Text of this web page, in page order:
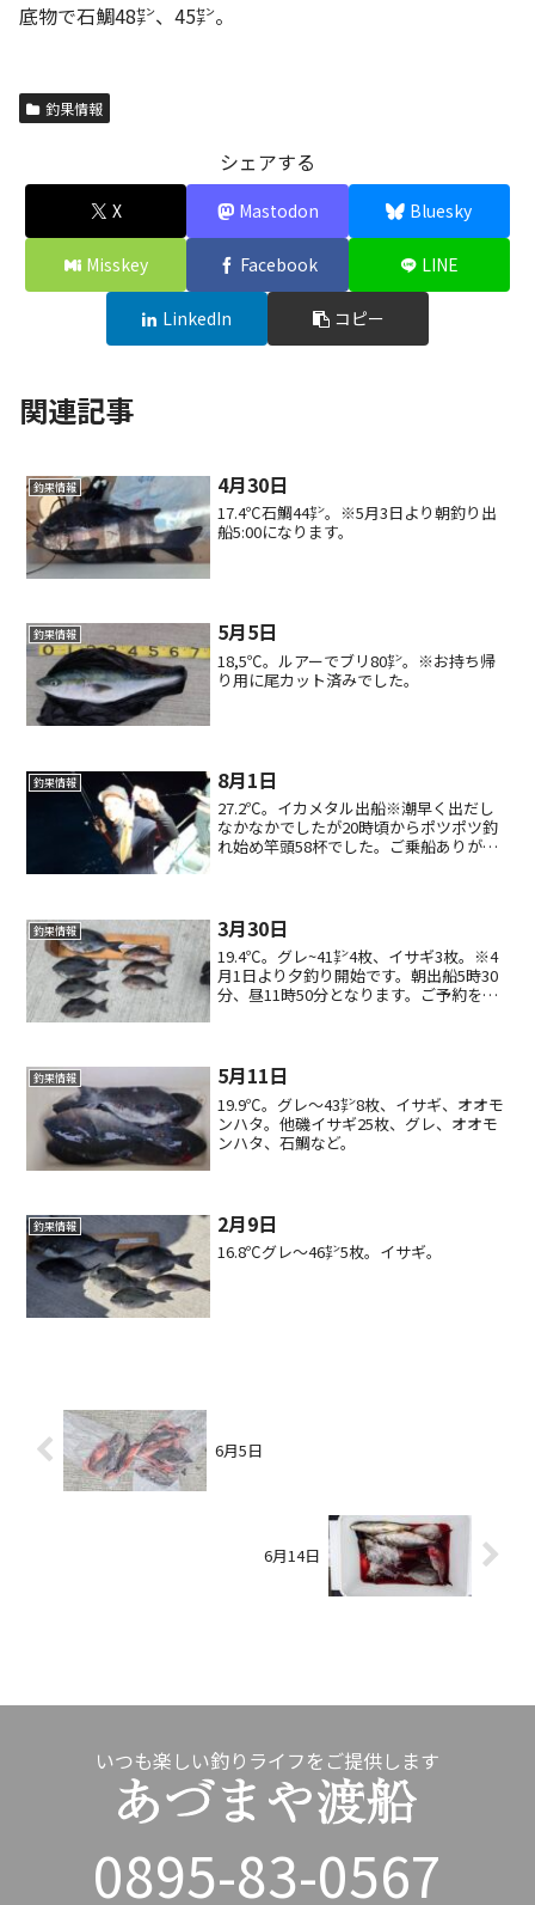
底物で石鯛48㌢、45㌢。
釣果情報
シェアする
X Mastodon Bluesky
Misskey Facebook LINE
LinkedIn コピー
関連記事
釣果情報 4月30日
17.4℃石鯛44㌢。※5月3日より朝釣り出
船5:00になります。
釣果情報 5月5日
18,5℃。ルアーでブリ80㌢。※お持ち帰
り用に尾カット済みでした。
釣果情報 8月1日
27.2℃。イカメタル出船※潮早く出だし
なかなかでしたが20時頃からポツポツ釣
れ始め竿頭58杯でした。ご乗船ありがと
釣果情報 3月30日
19.4℃。グレ~41㌢4枚、イサギ3枚。※4
月1日より夕釣り開始です。朝出船5時30
分、昼11時50分となります。ご予約をお
釣果情報 5月11日
19.9℃。グレ〜43㌢8枚、イサギ、オオモ
ンハタ。他磯イサギ25枚、グレ、オオモ
ンハタ、石鯛など。
釣果情報 2月9日
16.8℃グレ〜46㌢5枚。イサギ。
6月5日
6月14日
いつも楽しい釣りライフをご提供します
0895-83-0567